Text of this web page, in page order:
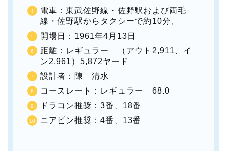
電車：東武佐野線・佐野駅および両毛
線・佐野駅からタクシーで約10分、
開場日：1961年4月13日
距離：レギュラー （アウト2,911、イ
ン2,961）5,872ヤード
設計者：陳 清水
コースレート：レギュラー 68.0
ドラコン推奨：3番、18番
ニアピン推奨：4番、13番